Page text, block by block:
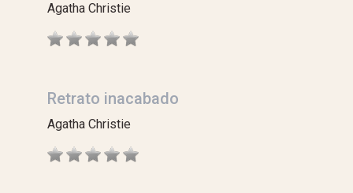
Agatha Christie
Retrato inacabado
Agatha Christie